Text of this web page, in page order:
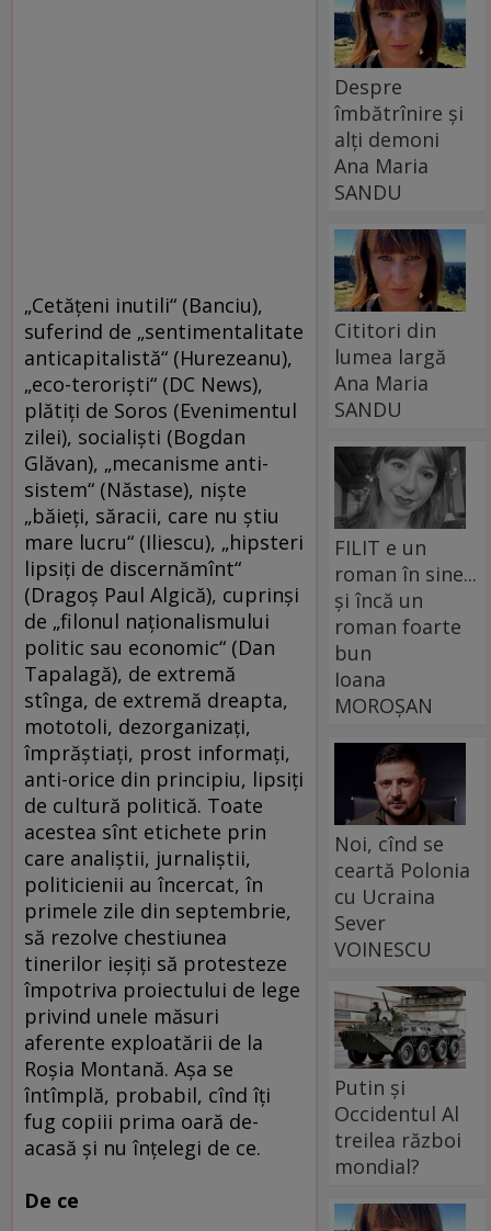
„Cetăţeni inutili“ (Banciu),
suferind de „sentimentalitate
anticapitalistă“ (Hurezeanu),
„eco-terorişti“ (DC News),
plătiţi de Soros (Evenimentul
zilei), socialişti (Bogdan
Glăvan), „mecanisme anti-
sistem“ (Năstase), nişte
„băieţi, săracii, care nu ştiu
mare lucru“ (Iliescu), „hipsteri
lipsiţi de discernămînt“
(Dragoş Paul Algică), cuprinşi
de „filonul naţionalismului
politic sau economic“ (Dan
Tapalagă), de extremă
stînga, de extremă dreapta,
mototoli, dezorganizaţi,
împrăştiaţi, prost informaţi,
anti-orice din principiu, lipsiţi
de cultură politică. Toate
acestea sînt etichete prin
care analiştii, jurnaliştii,
politicienii au încercat, în
primele zile din septembrie,
să rezolve chestiunea
tinerilor ieşiţi să protesteze
împotriva proiectului de lege
privind unele măsuri
aferente exploatării de la
Roşia Montană. Aşa se
întîmplă, probabil, cînd îţi
fug copiii prima oară de-
acasă şi nu înţelegi de ce.
De ce
Despre
îmbătrînire și
alți demoni
Ana Maria
SANDU
Cititori din
lumea largă
Ana Maria
SANDU
FILIT e un
roman în sine...
și încă un
roman foarte
bun
Ioana
MOROȘAN
Noi, cînd se
ceartă Polonia
cu Ucraina
Sever
VOINESCU
Putin și
Occidentul Al
treilea război
mondial?